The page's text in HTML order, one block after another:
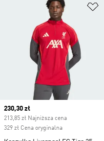
Current price
230,30 zł
213,85 zł Najniższa cena
329 zł Cena oryginalna